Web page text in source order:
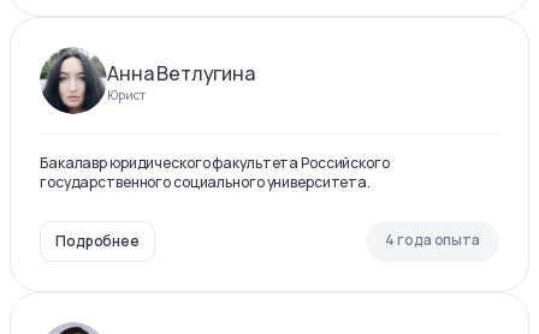
Анна Ветлугина
Юрист
Бакалавр юридического факультета Российского
государственного социального университета.
Подробнее 4 года опыта